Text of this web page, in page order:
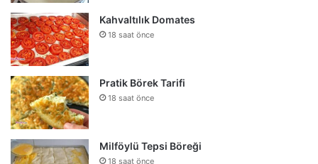
Kahvaltılık Domates
18 saat önce
Pratik Börek Tarifi
18 saat önce
Milföylü Tepsi Böreği
18 saat önce